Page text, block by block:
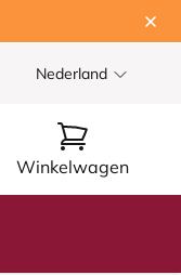
Nederland
Winkelwagen